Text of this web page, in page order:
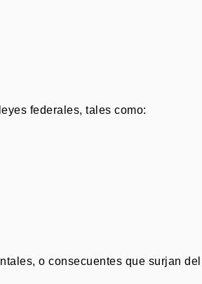
federales, tales como:
o consecuentes que surjan